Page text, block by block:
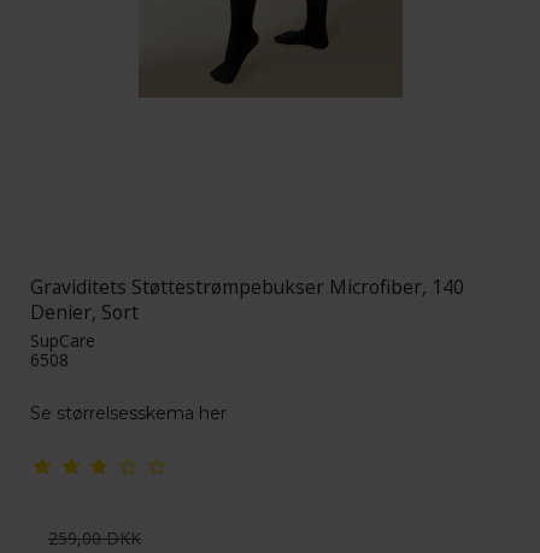
Graviditets Støttestrømpebukser Microfiber, 140
Denier, Sort
SupCare
6508
Se størrelsesskema her
259,00 DKK